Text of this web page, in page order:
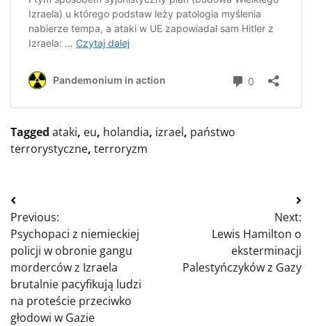
Tagged ataki, eu, holandia, izrael, państwo
terrorystyczne, terroryzm
Nawigacja
wpisu
Previous:
Psychopaci z niemieckiej
policji w obronie gangu
morderców z Izraela
brutalnie pacyfikują ludzi
na proteście przeciwko
głodowi w Gazie
Next:
Lewis Hamilton o
eksterminacji
Palestyńczyków z Gazy